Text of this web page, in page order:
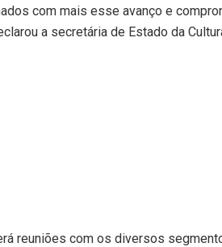
com mais esse avanço e
a secretária de Estado da
reuniões com os diversos